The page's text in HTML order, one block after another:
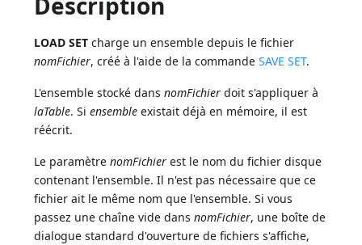
LOAD SET charge un ensemble depuis le fichier
nomFichier, créé à l'aide de la commandeSAVE SET.
L'ensemble stocké dansnomFichier doit s'appliquer à
laTable. Siensemble existait déjà en mémoire, il est
réécrit.
Le paramètrenomFichier est le nom du fichier disque
contenant l'ensemble. Il n'est pas nécessaire que ce
fichier ait le même nom que l'ensemble. Si vous
passez une chaîne vide dansnomFichier, une boîte de
dialogue standard d'ouverture de fichiers s'affiche,